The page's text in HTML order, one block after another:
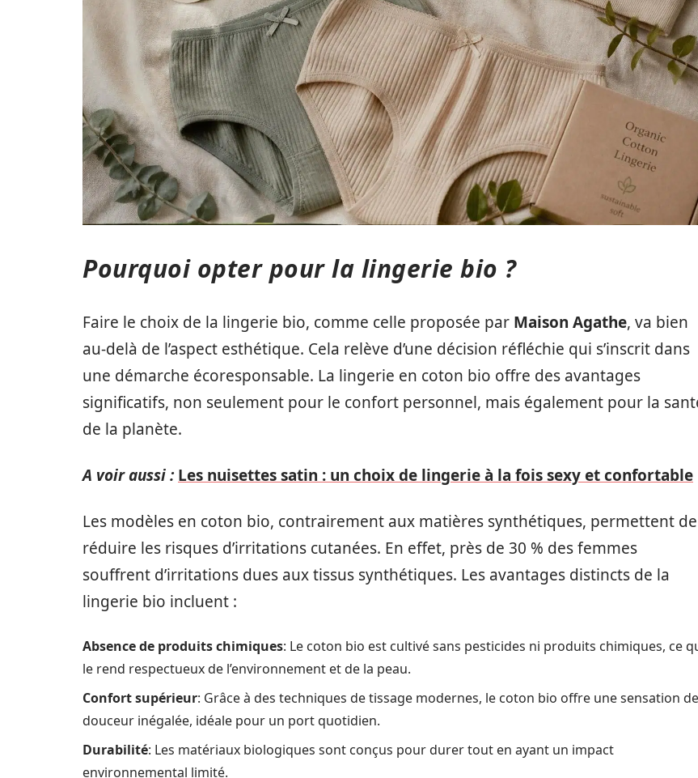
Pourquoi opter pour la lingerie bio ?
Faire le choix de la lingerie bio, comme celle proposée par Maison Agathe, va bien
au-delà de l’aspect esthétique. Cela relève d’une décision réfléchie qui s’inscrit dans
une démarche écoresponsable. La lingerie en coton bio offre des avantages
significatifs, non seulement pour le confort personnel, mais également pour la
de la planète.
A voir aussi : Les nuisettes satin : un choix de lingerie à la fois sexy et confortable
Les modèles en coton bio, contrairement aux matières synthétiques, permettent de
réduire les risques d’irritations cutanées. En effet, près de 30 % des femmes
souffrent d’irritations dues aux tissus synthétiques. Les avantages distincts de la
lingerie bio incluent :
Absence de produits chimiques: Le coton bio est cultivé sans pesticides ni produits chimiques, ce
le rend respectueux de l’environnement et de la peau.
Confort supérieur: Grâce à des techniques de tissage modernes, le coton bio offre une sensation de
douceur inégalée, idéale pour un port quotidien.
Durabilité: Les matériaux biologiques sont conçus pour durer tout en ayant un impact
environnemental limité.